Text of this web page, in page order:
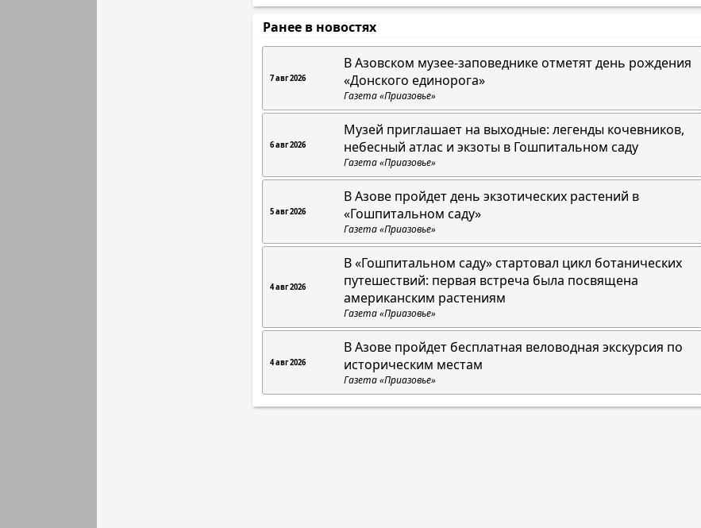
Ранее в новостях
7 авг 2026
В Азовском музее-заповеднике отметят день рождения
«Донского единорога»
Газета «Приазовье»
6 авг 2026
Музей приглашает на выходные: легенды кочевников,
небесный атлас и экзоты в Гошпитальном саду
Газета «Приазовье»
5 авг 2026
В Азове пройдет день экзотических растений в
«Гошпитальном саду»
Газета «Приазовье»
4 авг 2026
В «Гошпитальном саду» стартовал цикл ботанических
путешествий: первая встреча была посвящена
американским растениям
Газета «Приазовье»
4 авг 2026
В Азове пройдет бесплатная веловодная экскурсия по
историческим местам
Газета «Приазовье»